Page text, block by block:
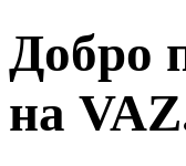
Добро
на